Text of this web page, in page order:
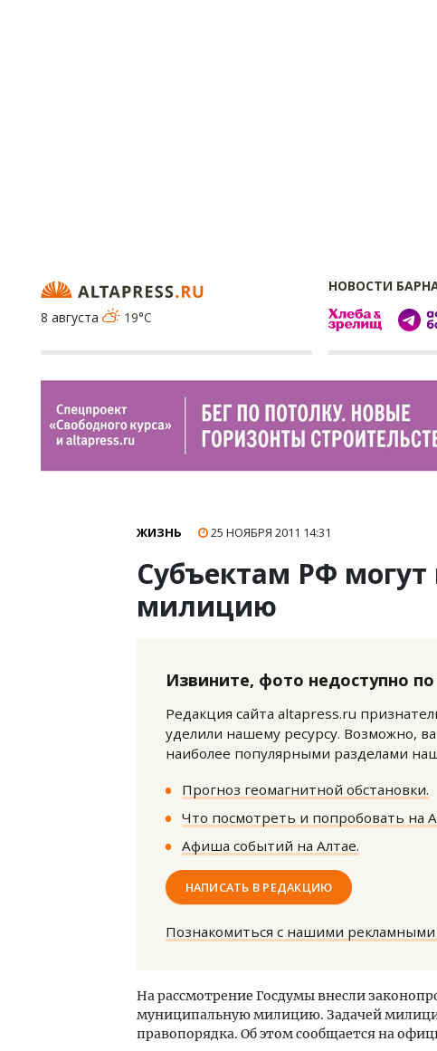
НОВОСТИ
8 августа
19°C
ЖИЗНЬ 25 НОЯБРЯ 2011 14:31
Субъектам РФ могут
милицию
Извините, фото недоступно
Редакция сайта altapress.ru
уделили нашему ресурсу. Возможно,
наиболее популярными разделами
Прогноз геомагнитной обстановки.
Что посмотреть и попробовать на
Афиша событий на Алтае.
НАПИСАТЬ В РЕДАКЦИЮ
Познакомиться с нашими
На рассмотрение Госдумы внесли
муниципальную милицию. Задачей
правопорядка. Об этом сообщается на
ЗИАС —
трендах